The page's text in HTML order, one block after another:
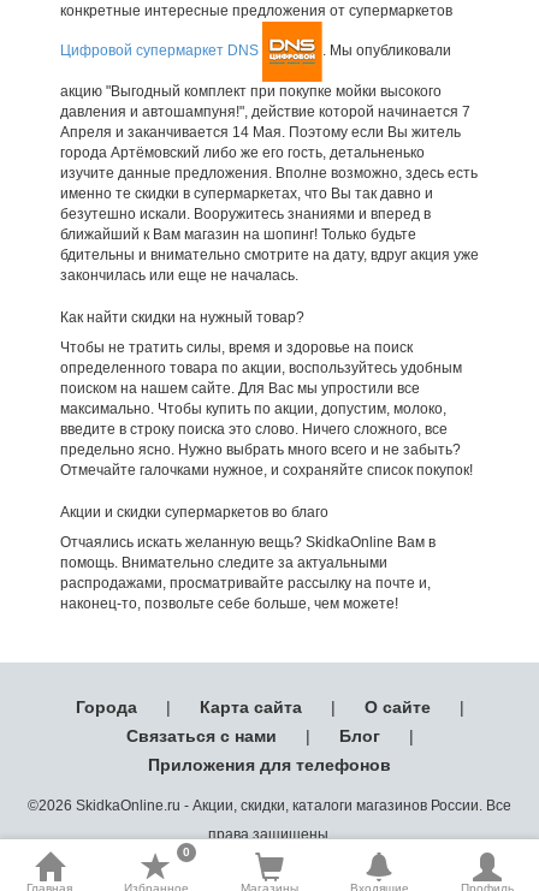
конкретные интересные предложения от супермаркетов
Цифровой супермаркет DNS . Мы опубликовали
акцию "Выгодный комплект при покупке мойки высокого
давления и автошампуня!", действие которой начинается 7
Апреля и заканчивается 14 Мая. Поэтому если Вы житель
города Артёмовский либо же его гость, детальненько
изучите данные предложения. Вполне возможно, здесь есть
именно те скидки в супермаркетах, что Вы так давно и
безутешно искали. Вооружитесь знаниями и вперед в
ближайший к Вам магазин на шопинг! Только будьте
бдительны и внимательно смотрите на дату, вдруг акция уже
закончилась или еще не началась.
Как найти скидки на нужный товар?
Чтобы не тратить силы, время и здоровье на поиск
определенного товара по акции, воспользуйтесь удобным
поиском на нашем сайте. Для Вас мы упростили все
максимально. Чтобы купить по акции, допустим, молоко,
введите в строку поиска это слово. Ничего сложного, все
предельно ясно. Нужно выбрать много всего и не забыть?
Отмечайте галочками нужное, и сохраняйте список покупок!
Акции и скидки супермаркетов во благо
Отчаялись искать желанную вещь? SkidkaOnline Вам в
помощь. Внимательно следите за актуальными
распродажами, просматривайте рассылку на почте и,
наконец-то, позвольте себе больше, чем можете!
Города | Карта сайта | О сайте
|
Связаться с нами
| Блог
|
Приложения для телефонов
©2026 SkidkaOnline.ru - Акции, скидки, каталоги магазинов России. Все
права защищены.
Главная Избранное
0
Магазины Входящие Профиль